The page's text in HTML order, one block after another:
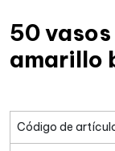
50
amarillo
Código de